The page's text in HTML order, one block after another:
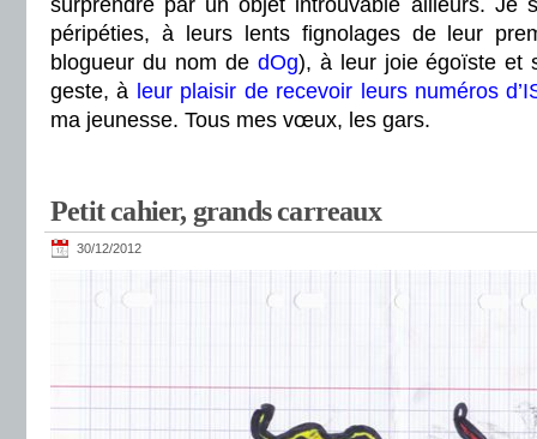
surprendre par un objet introuvable ailleurs. Je
péripéties, à leurs lents fignolages de leur
blogueur du nom de dOg), à leur joie égoïste et
geste, à leur plaisir de recevoir leurs numéros
ma jeunesse. Tous mes vœux, les gars.
Petit cahier, grands carreaux
30/12/2012